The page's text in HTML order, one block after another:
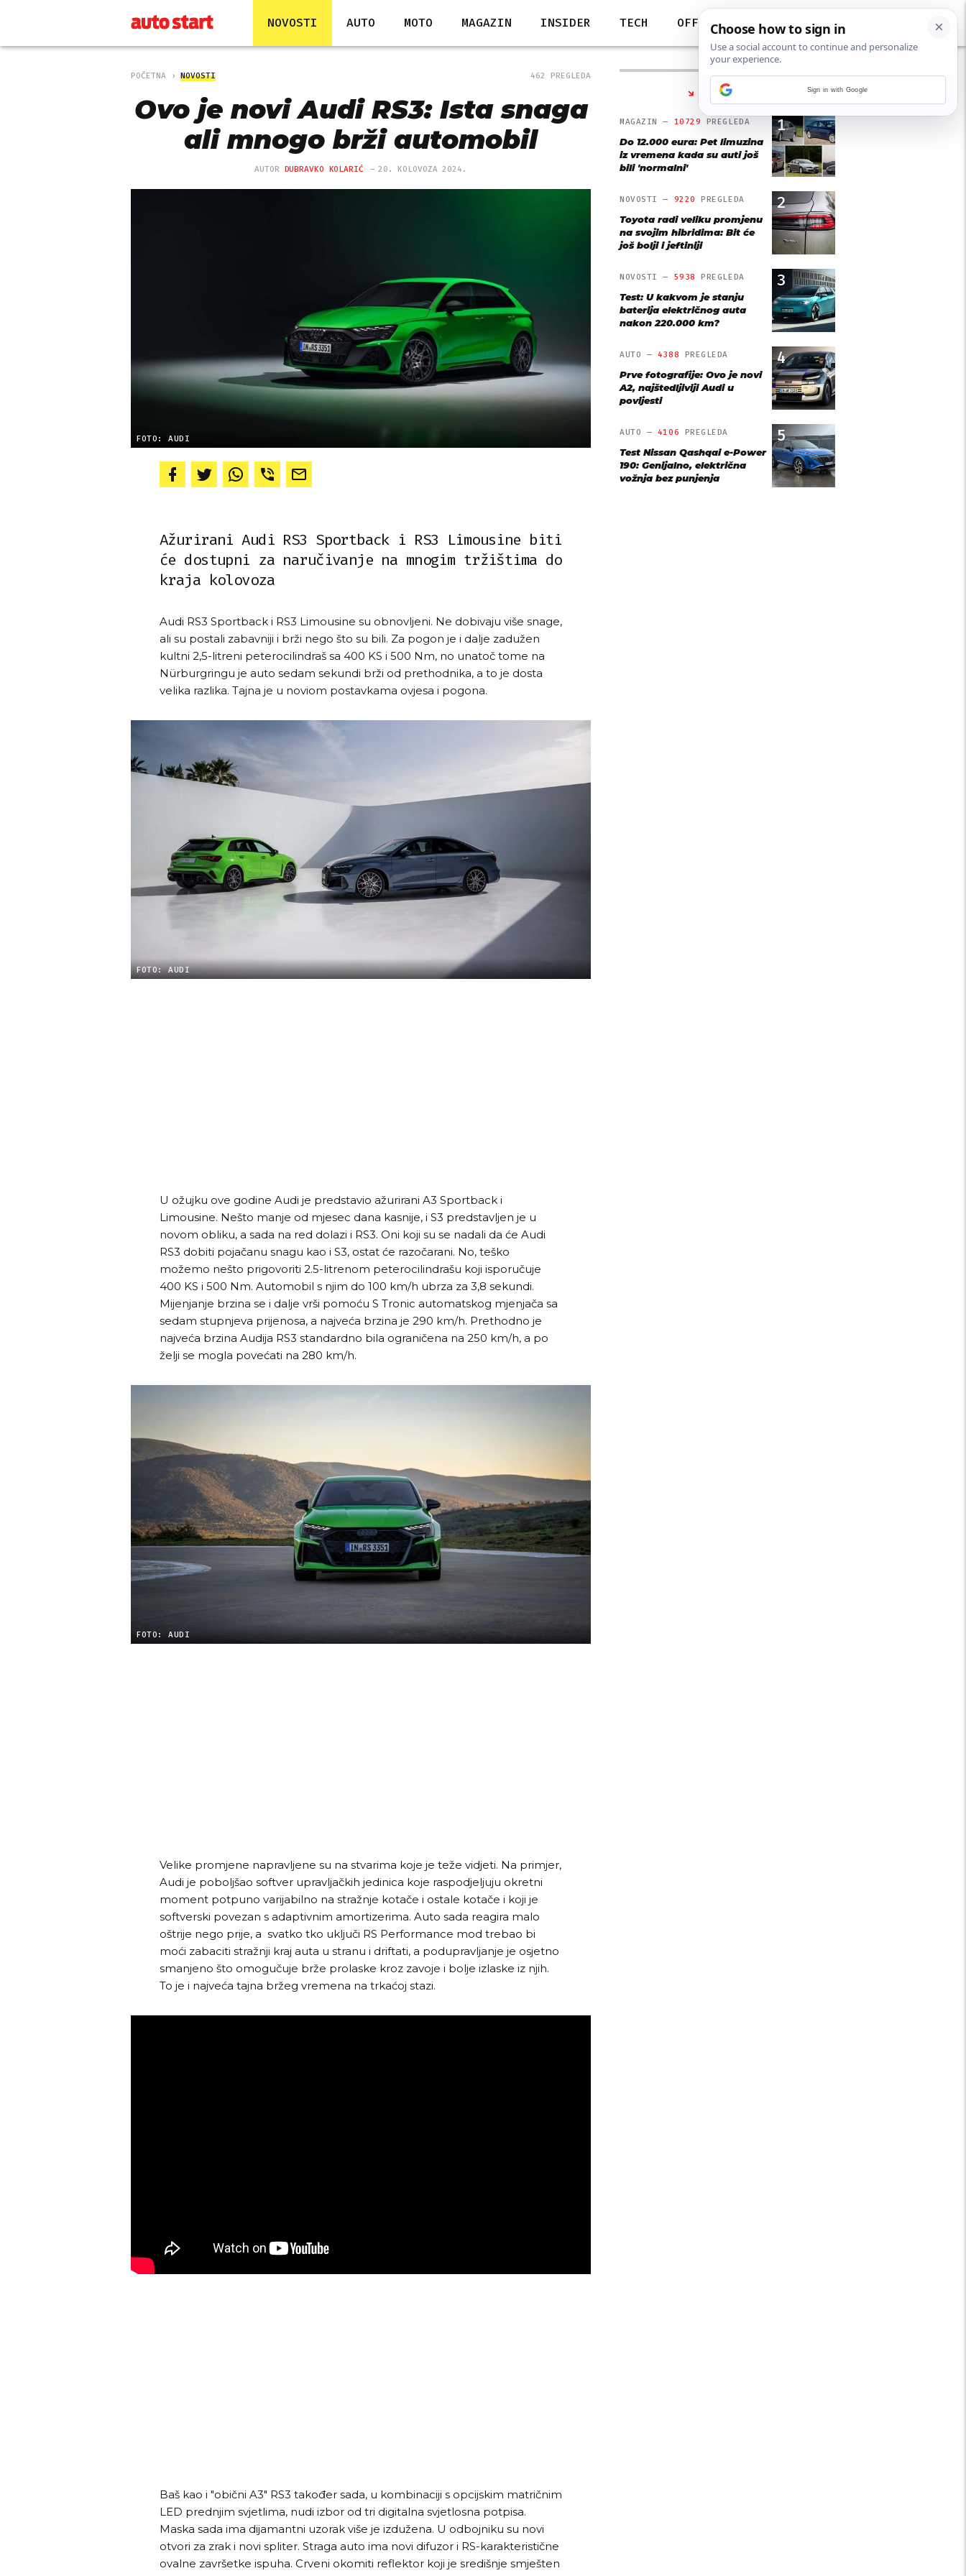
NOVOSTI AUTO MOTO MAGAZIN INSIDER TECH OFF
POČETNA NOVOSTI 462 PREGLEDA
Ovo je novi Audi RS3: Ista snaga
ali mnogo brži automobil
AUTOR DUBRAVKO KOLARIĆ 20. KOLOVOZA 2024.
FOTO: AUDI
Ažurirani Audi RS3 Sportback i RS3 Limousine biti
će dostupni za naručivanje na mnogim tržištima do
kraja kolovoza
Audi RS3 Sportback i RS3 Limousine su obnovljeni. Ne dobivaju više snage,
ali su postali zabavniji i brži nego što su bili. Za pogon je i dalje zadužen
kultni 2,5-litreni peterocilindraš sa 400 KS i 500 Nm, no unatoč tome na
Nürburgringu je auto sedam sekundi brži od prethodnika, a to je dosta
velika razlika. Tajna je u noviom postavkama ovjesa i pogona.
FOTO: AUDI
U ožujku ove godine Audi je predstavio ažurirani A3 Sportback i
Limousine. Nešto manje od mjesec dana kasnije, i S3 predstavljen je u
novom obliku, a sada na red dolazi i RS3. Oni koji su se nadali da će Audi
RS3 dobiti pojačanu snagu kao i S3, ostat će razočarani. No, teško
možemo nešto prigovoriti 2.5-litrenom peterocilindrašu koji isporučuje
400 KS i 500 Nm. Automobil s njim do 100 km/h ubrza za 3,8 sekundi.
Mijenjanje brzina se i dalje vrši pomoću S Tronic automatskog mjenjača sa
sedam stupnjeva prijenosa, a najveća brzina je 290 km/h. Prethodno je
najveća brzina Audija RS3 standardno bila ograničena na 250 km/h, a po
želji se mogla povećati na 280 km/h.
FOTO: AUDI
Velike promjene napravljene su na stvarima koje je teže vidjeti. Na primjer,
Audi je poboljšao softver upravljačkih jedinica koje raspodjeljuju okretni
moment potpuno varijabilno na stražnje kotače i ostale kotače i koji je
softverski povezan s adaptivnim amortizerima. Auto sada reagira malo
oštrije nego prije, a svatko tko uključi RS Performance mod trebao bi
moći zabaciti stražnji kraj auta u stranu i driftati, a podupravljanje je osjetno
smanjeno što omogučuje brže prolaske kroz zavoje i bolje izlaske iz njih.
To je i najveća tajna bržeg vremena na trkaćoj stazi.
Baš kao i "obični A3" RS3 također sada, u kombinaciji s opcijskim matričnim
LED prednjim svjetlima, nudi izbor od tri digitalna svjetlosna potpisa.
Maska sada ima dijamantni uzorak više je izdužena. U odbojniku su novi
otvori za zrak i novi spliter. Straga auto ima novi difuzor i RS-karakteristične
ovalne završetke ispuha. Crveni okomiti reflektor koji je središnje smješten
NAJČITANIJE
1
MAGAZIN — 10729 PREGLEDA
Do 12.000 eura: Pet limuzina
iz vremena kada su auti još
bili 'normalni'
2
NOVOSTI — 9220 PREGLEDA
Toyota radi veliku promjenu
na svojim hibridima: Bit će
još bolji i jeftiniji
3
NOVOSTI — 5938 PREGLEDA
Test: U kakvom je stanju
baterija električnog auta
nakon 220.000 km?
4
AUTO — 4388 PREGLEDA
Prve fotografije: Ovo je novi
A2, najštedljiviji Audi u
povijesti
5
AUTO — 4106 PREGLEDA
Test Nissan Qashqai e-Power
190: Genijalno, električna
vožnja bez punjenja
Sign in with Google